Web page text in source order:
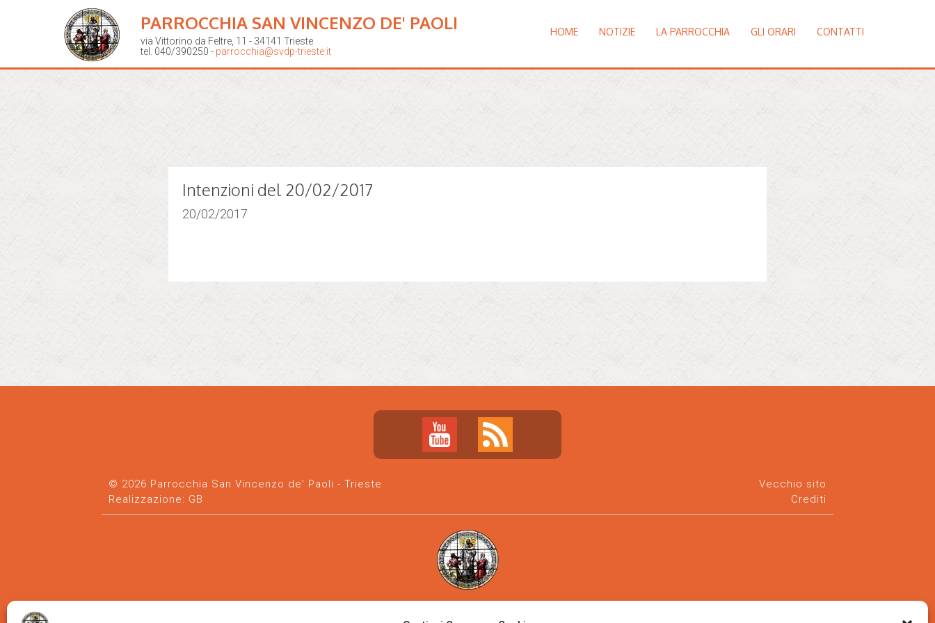
PARROCCHIA SAN VINCENZO DE' PAOLI
via Vittorino da Feltre, 11 - 34141 Trieste
tel. 040/390250 - parrocchia@svdp-trieste.it
HOME NOTIZIE LA PARROCCHIA GLI ORARI CONTATTI
Intenzioni del 20/02/2017
20/02/2017
© 2026 Parrocchia San Vincenzo de' Paoli - Trieste
Realizzazione: GB
Vecchio sito
Crediti